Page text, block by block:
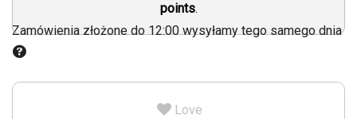
points.
Zamówienia złożone do 12:00 wysyłamy tego samego dnia
Love